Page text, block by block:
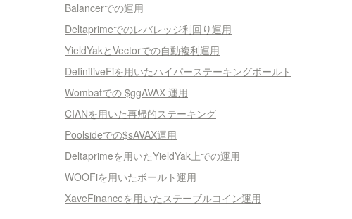
Balancerでの運用
Deltaprimeでのレバレッジ利回り運用
YieldYakとVectorでの自動複利運用
DefinitiveFiを用いたハイパーステーキングボールト
Wombatでの $ggAVAX 運用
CIANを用いた再帰的ステーキング
Poolsideでの$sAVAX運用
Deltaprimeを用いたYieldYak上での運用
WOOFiを用いたボールト運用
XaveFinanceを用いたステーブルコイン運用